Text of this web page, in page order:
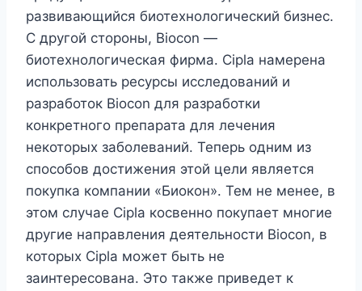
развивающийся биотехнологический бизнес.
С другой стороны, Biocon —
биотехнологическая фирма. Cipla намерена
использовать ресурсы исследований и
разработок Biocon для разработки
конкретного препарата для лечения
некоторых заболеваний. Теперь одним из
способов достижения этой цели является
покупка компании «Биокон». Тем не менее, в
этом случае Cipla косвенно покупает многие
другие направления деятельности Biocon, в
которых Cipla может быть не
заинтересована. Это также приведет к